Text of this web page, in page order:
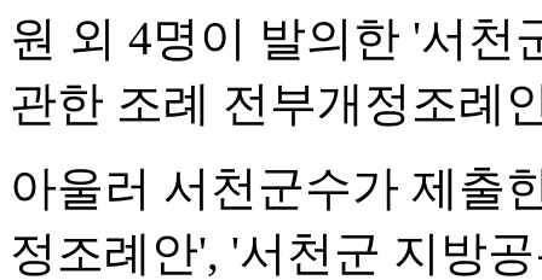
원 외 4명이 발의한 '서천
관한 조례 전부개정조례
아울러 서천군수가 제출
정조례안', '서천군 지방